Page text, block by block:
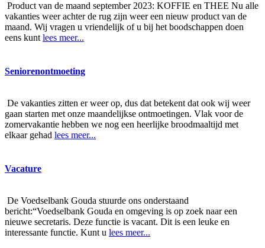
Product van de maand september 2023: KOFFIE en THEE Nu alle
vakanties weer achter de rug zijn weer een nieuw product van de
maand. Wij vragen u vriendelijk of u bij het boodschappen doen
eens kunt lees meer...
Seniorenontmoeting
De vakanties zitten er weer op, dus dat betekent dat ook wij weer
gaan starten met onze maandelijkse ontmoetingen. Vlak voor de
zomervakantie hebben we nog een heerlijke broodmaaltijd met
elkaar gehad lees meer...
Vacature
De Voedselbank Gouda stuurde ons onderstaand
bericht:“Voedselbank Gouda en omgeving is op zoek naar een
nieuwe secretaris. Deze functie is vacant. Dit is een leuke en
interessante functie. Kunt u lees meer...